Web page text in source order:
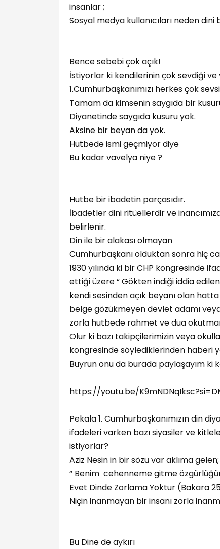
insanlar ;
Sosyal medya kullanıcıları neden
Bence sebebi çok açık!
İstiyorlar ki kendilerinin çok sevdiği
1.Cumhurbaşkanımızı herkes çok
Tamam da kimsenin saygıda bir
Diyanetinde saygıda kusuru yok.
Aksine bir beyan da yok.
Hutbede ismi geçmiyor diye
Bu kadar vavelya niye ?
Hutbe bir ibadetin parçasıdır.
İbadetler dini ritüellerdir ve
belirlenir.
Din ile bir alakası olmayan
Cumhurbaşkanı olduktan sonra hiç
1930 yılında ki bir CHP kongresinde
ettiği üzere “ Gökten indiği iddia
kendi sesinden açık beyanı olan
belge gözükmeyen devlet adamı
zorla hutbede rahmet ve dua
Olur ki bazı takipçilerimizin veya
kongresinde söylediklerinden haberi
Buyrun onu da burada paylaşayım ki
https://youtu.be/
Pekala 1. Cumhurbaşkanımızın din
ifadeleri varken bazı siyasiler ve
istiyorlar?
Aziz Nesin in bir sözü var aklıma gelen;
“ Benim cehenneme gitme
Evet Dinde Zorlama Yoktur (Bakara
Niçin inanmayan bir insanı zorla
Bu Dine de aykırı